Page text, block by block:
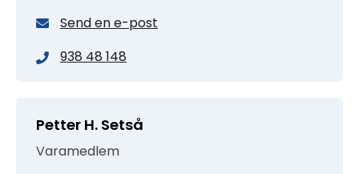
Send en e-post
938 48 148
Petter H. Setså
Varamedlem